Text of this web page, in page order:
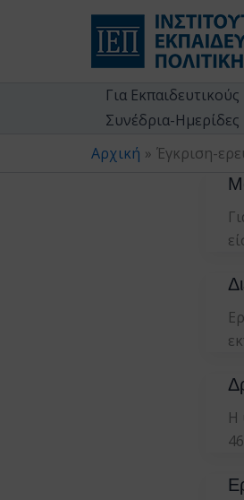
Για Εκπαιδευτικούς
Συνέδρια-Ημερίδες
Αρχική
Έγκριση-
Η